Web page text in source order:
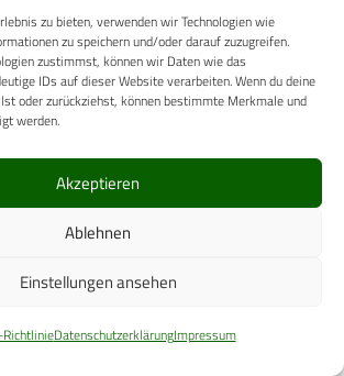
zu bieten, verwenden wir Technologien wie
zu speichern und/oder darauf zuzugreifen.
zustimmst, können wir Daten wie das
IDs auf dieser Website verarbeiten. Wenn du deine
oder zurückziehst, können bestimmte Merkmale und
werden.
Akzeptieren
Ablehnen
Einstellungen ansehen
DatenschutzerklärungImpressum